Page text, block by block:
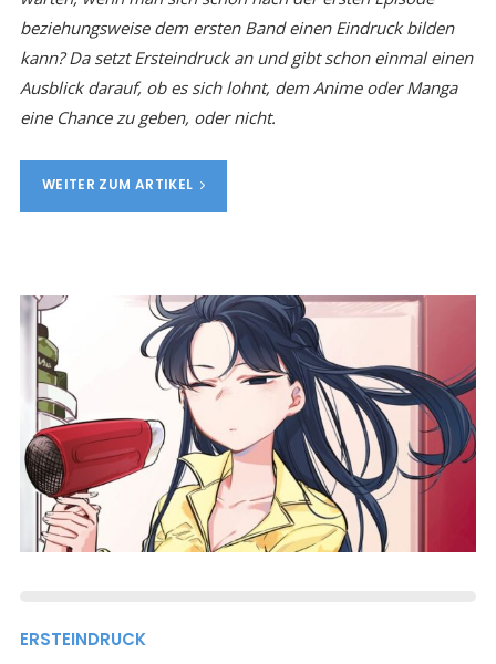
beziehungsweise dem ersten Band einen Eindruck bilden
kann? Da setzt Ersteindruck an und gibt schon einmal einen
Ausblick darauf, ob es sich lohnt, dem Anime oder Manga
eine Chance zu geben, oder nicht.
WEITER ZUM ARTIKEL
ERSTEINDRUCK